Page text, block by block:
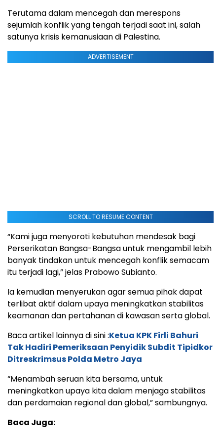
Terutama dalam mencegah dan merespons
sejumlah konflik yang tengah terjadi saat ini, salah
satunya krisis kemanusiaan di Palestina.
ADVERTISEMENT
SCROLL TO RESUME CONTENT
“Kami juga menyoroti kebutuhan mendesak bagi
Perserikatan Bangsa-Bangsa untuk mengambil lebih
banyak tindakan untuk mencegah konflik semacam
itu terjadi lagi,” jelas Prabowo Subianto.
Ia kemudian menyerukan agar semua pihak dapat
terlibat aktif dalam upaya meningkatkan stabilitas
keamanan dan pertahanan di kawasan serta global.
Baca artikel lainnya di sini :Ketua KPK Firli Bahuri
Tak Hadiri Pemeriksaan Penyidik Subdit Tipidkor
Ditreskrimsus Polda Metro Jaya
“Menambah seruan kita bersama, untuk
meningkatkan upaya kita dalam menjaga stabilitas
dan perdamaian regional dan global,” sambungnya.
Baca Juga: